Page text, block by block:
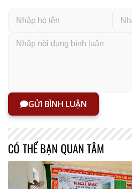
GỬI BÌNH LUẬN
CÓ THỂ BẠN QUAN TÂM